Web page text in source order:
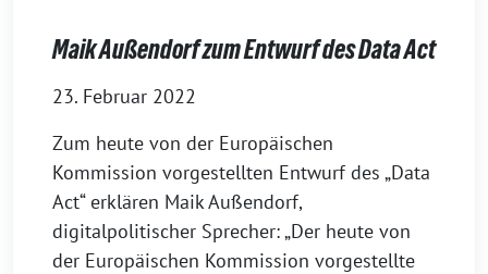
Maik Außendorf zum Entwurf des Data Act
23. Februar 2022
Zum heute von der Europäischen
Kommission vorgestellten Entwurf des „Data
Act“ erklären Maik Außendorf,
digitalpolitischer Sprecher: „Der heute von
der Europäischen Kommission vorgestellte